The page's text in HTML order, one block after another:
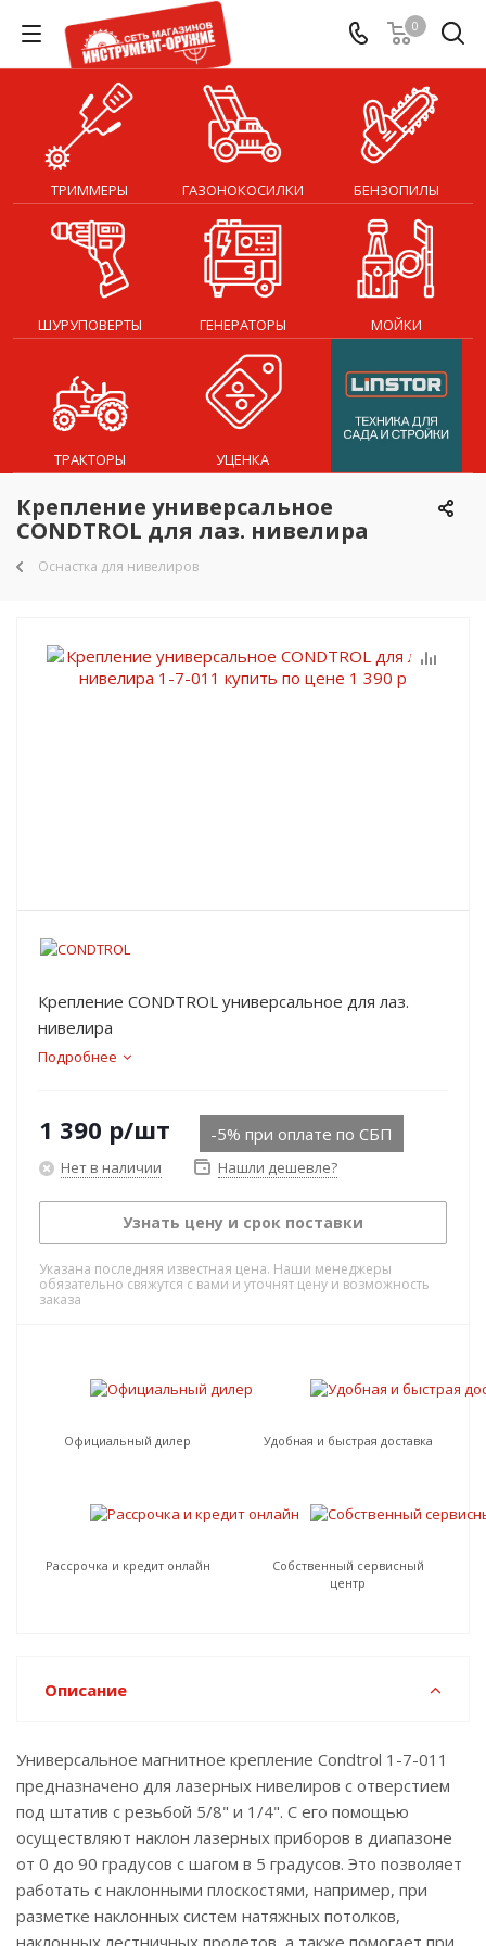
0
ТРИММЕРЫ ГАЗОНОКОСИЛКИ БЕНЗОПИЛЫ
ШУРУПОВЕРТЫ ГЕНЕРАТОРЫ МОЙКИ
ТРАКТОРЫ УЦЕНКА
Крепление универсальное
CONDTROL для лаз. нивелира
Оснастка для нивелиров
Крепление CONDTROL универсальное для лаз.
нивелира
Подробнее
1 390 р/шт -5% при оплате по СБП
Нет в наличии Нашли дешевле?
Узнать цену и срок поставки
Указана последняя известная цена. Наши менеджеры
обязательно свяжутся с вами и уточнят цену и возможность
заказа
Официальный дилер Удобная и быстрая доставка
Рассрочка и кредит онлайн
Собственный сервисный
центр
Описание
Универсальное магнитное крепление Condtrol 1-7-011
предназначено для лазерных нивелиров с отверстием
под штатив с резьбой 5/8" и 1/4". С его помощью
осуществляют наклон лазерных приборов в диапазоне
от 0 до 90 градусов с шагом в 5 градусов. Это позволяет
работать с наклонными плоскостями, например, при
разметке наклонных систем натяжных потолков,
наклонных лестничных пролетов, а также помогает при